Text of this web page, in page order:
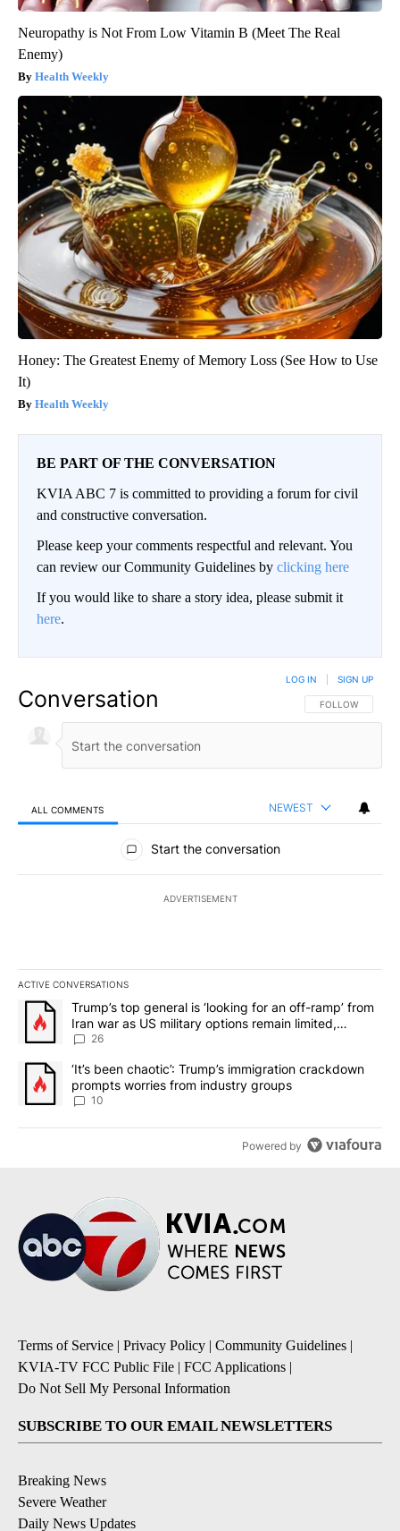
Neuropathy is Not From Low Vitamin B (Meet The Real
Enemy)
Health Weekly
Honey: The Greatest Enemy of Memory Loss (See How to Use
It)
Health Weekly
BE PART OF THE CONVERSATION
KVIA ABC 7 is committed to providing a forum for civil
and constructive conversation.
Please keep your comments respectful and relevant. You
can review our Community Guidelines by clicking here
If you would like to share a story idea, please submit it
here.
Conversation FOLLOW THIS
FOLLOW
LOG IN SIGN UP
ALL COMMENTS NEWEST
All Comments
Start the conversation
ADVERTISEMENT
ACTIVE CONVERSATIONS
The following is a list of the most commented articles in the last
A trending article titled "Trump’s top general is ‘looking for an
Trump’s top general is ‘looking for an off-ramp’ from
Iran war as US military options remain limited,
sources say
26
A trending article titled "‘It’s been chaotic’: Trump’s
‘It’s been chaotic’: Trump’s immigration crackdown
prompts worries from industry groups
10
Powered by
Terms of Service | Privacy Policy | Community Guidelines |
KVIA-TV FCC Public File | FCC Applications |
Do Not Sell My Personal Information
SUBSCRIBE TO OUR EMAIL NEWSLETTERS
Breaking News
Severe Weather
Daily News Updates